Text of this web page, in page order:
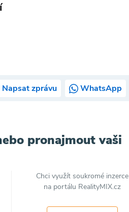
Napsat zprávu WhatsApp
pronajmout vaši
Chci využít soukromé inzerce
na portálu RealityMIX.cz